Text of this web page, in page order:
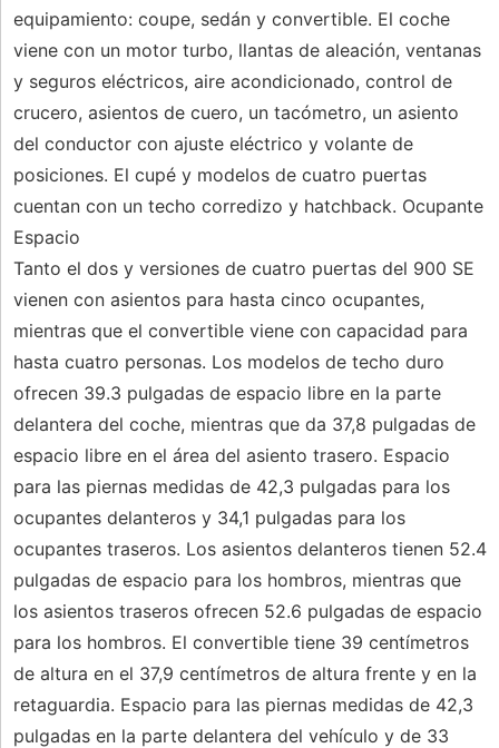
equipamiento: coupe, sedán y convertible. El coche
viene con un motor turbo, llantas de aleación, ventanas
y seguros eléctricos, aire acondicionado, control de
crucero, asientos de cuero, un tacómetro, un asiento
del conductor con ajuste eléctrico y volante de
posiciones. El cupé y modelos de cuatro puertas
cuentan con un techo corredizo y hatchback. Ocupante
Espacio
Tanto el dos y versiones de cuatro puertas del 900 SE
vienen con asientos para hasta cinco ocupantes,
mientras que el convertible viene con capacidad para
hasta cuatro personas. Los modelos de techo duro
ofrecen 39.3 pulgadas de espacio libre en la parte
delantera del coche, mientras que da 37,8 pulgadas de
espacio libre en el área del asiento trasero. Espacio
para las piernas medidas de 42,3 pulgadas para los
ocupantes delanteros y 34,1 pulgadas para los
ocupantes traseros. Los asientos delanteros tienen 52.4
pulgadas de espacio para los hombros, mientras que
los asientos traseros ofrecen 52.6 pulgadas de espacio
para los hombros. El convertible tiene 39 centímetros
de altura en el 37,9 centímetros de altura frente y en la
retaguardia. Espacio para las piernas medidas de 42,3
pulgadas en la parte delantera del vehículo y de 33